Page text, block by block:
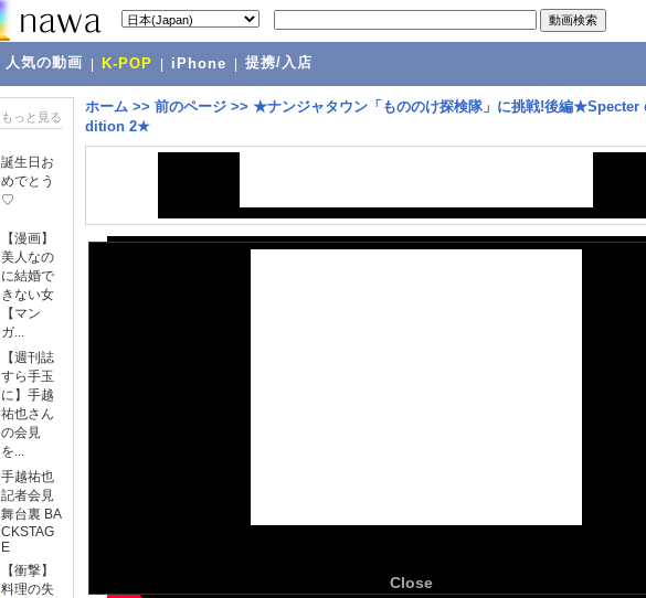
人気の動画 K-POP iPhone 提携/入店
もっと見る
誕生日お
めでとう
♡
【漫画】
美人なの
に結婚で
きない女
【マン
ガ...
【週刊誌
すら手玉
に】手越
祐也さん
の会見
を...
手越祐也
記者会見
舞台裏 BA
CKSTAG
E
【衝撃】
料理の失
ホーム >> 前のページ >> ★ナンジャタウン「もののけ探検隊」に挑戦!後編★Specter
dition 2★
Close